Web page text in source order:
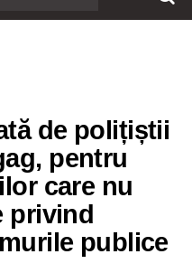
de polițiștii
pentru
care nu
privind
publice